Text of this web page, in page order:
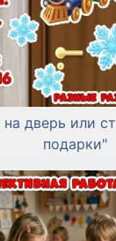
дверь или
подарки"